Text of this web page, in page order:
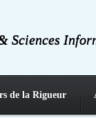
Sciences
de la Rigueur